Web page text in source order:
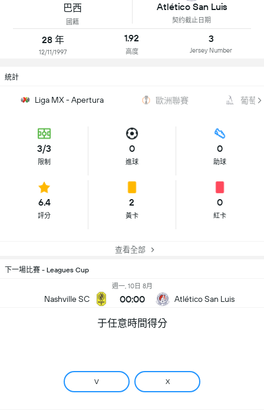
巴西
國籍
Atlético San Luis
契约截止日期
28 年
12/11/1997
1.92
高度
3
Jersey Number
統計
Liga MX - Apertura 歐洲聯賽 葡萄
3/3
限制
0
進球
0
助球
6.4
評分
2
黃卡
0
紅卡
查看全部
下一場比賽 - Leagues Cup
Nashville SC
週一, 10日 8月
00:00 Atlético San Luis
于任意時間得分
V X